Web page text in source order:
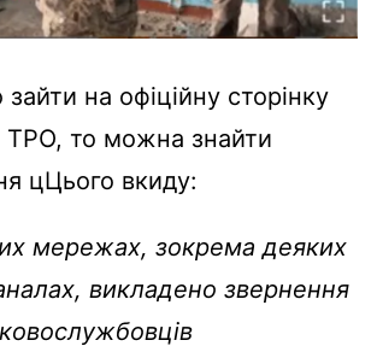
на офіційну сторінку
ТРО, то можна знайти
цЦього вкиду:
мережах, зокрема деяких
викладено звернення